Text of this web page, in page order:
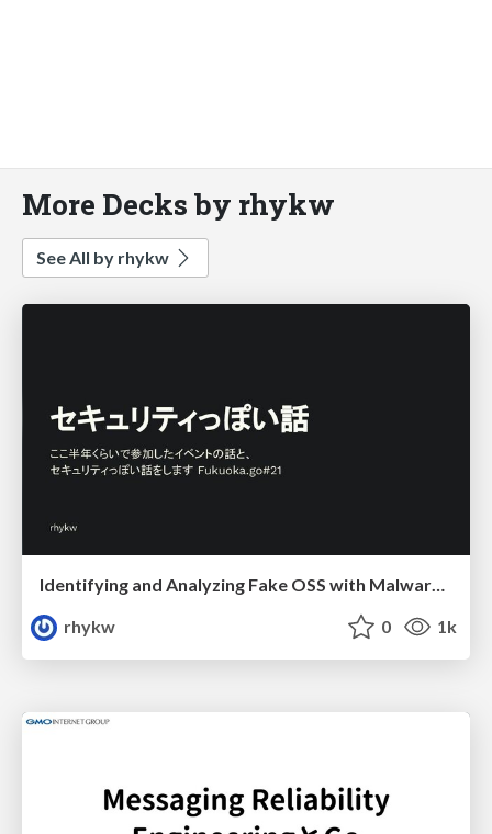
More Decks by rhykw
See All by rhykw
Identifying and Analyzing Fake OSS with Malware - fukuoka.go#21
rhykw
0 1k